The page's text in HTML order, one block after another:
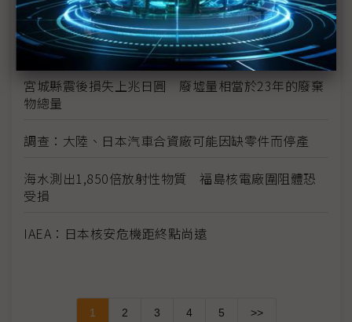
富士通指震災讓該公司損失數十億日圓
學者：日本核電站問題 後果將是長期且災難性的
宮城縣震後損失上兆日圓 廢墟量相當於23年的廢棄
物總量
調查：大陸、日本汽車合資廠可能因缺零件而停產
海水測出1,850倍放射性物質 福島核電廠圍阻體恐
受損
IAEA：日本核安危機距終點尚遠
1 2 3 4 5 >>